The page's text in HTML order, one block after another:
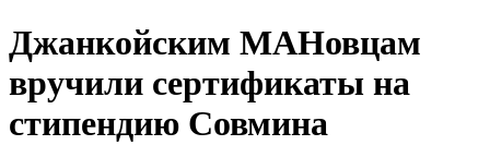
Джанкойским МАНовцам
вручили сертификаты на
стипендию Совмина